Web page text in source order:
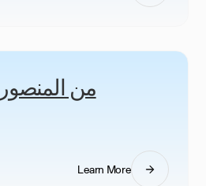
من
Learn More